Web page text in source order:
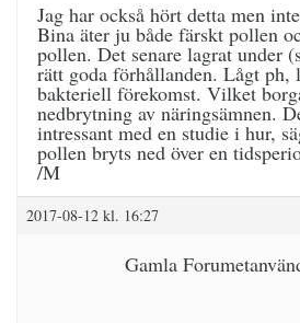
Jag har också hört detta men
Bina äter ju både färskt pollen
pollen. Det senare lagrat under
rätt goda förhållanden. Lågt ph,
bakteriell förekomst. Vilket
nedbrytning av näringsämnen.
intressant med en studie i hur,
pollen bryts ned över en
/M
2017-08-12 kl. 16:27
Gamla